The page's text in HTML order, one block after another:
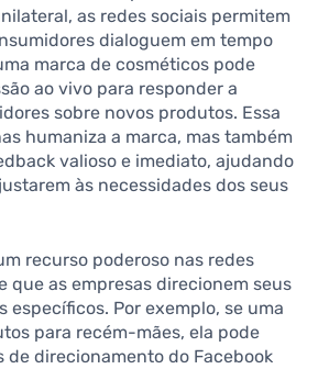
as redes sociais permitem
dialoguem em tempo
marca de cosméticos pode
ao vivo para responder a
sobre novos produtos. Essa
humaniza a marca, mas também
valioso e imediato, ajudando
às necessidades dos seus
recurso poderoso nas redes
que as empresas direcionem seus
específicos. Por exemplo, se uma
para recém-mães, ela pode
direcionamento do Facebook